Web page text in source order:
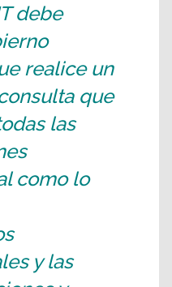
debe
realice un
que
las
como lo
y las